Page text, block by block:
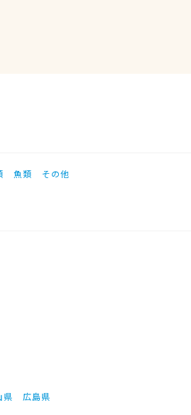
魚類 その他
県
広島県